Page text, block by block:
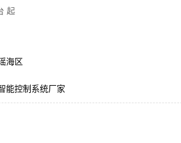
起
海区
能控制系统厂家